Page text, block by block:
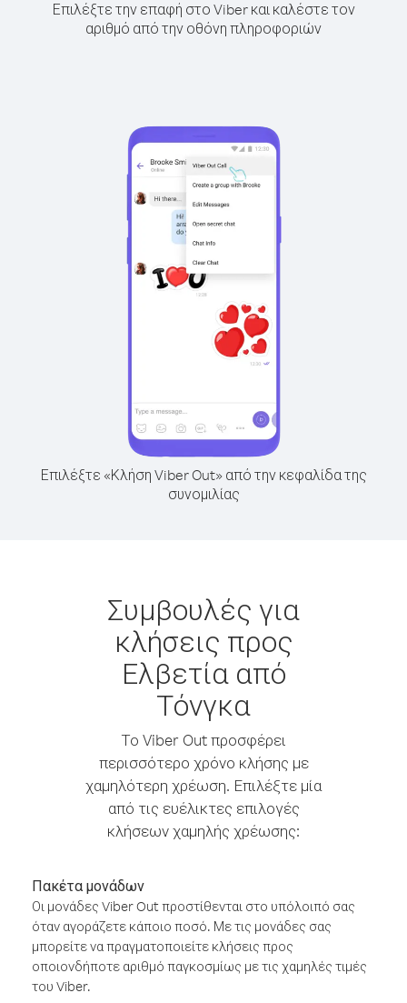
Επιλέξτε την επαφή στο Viber και καλέστε τον
αριθμό από την οθόνη πληροφοριών
Επιλέξτε «Κλήση Viber Out» από την κεφαλίδα της
συνομιλίας
Συμβουλές για
κλήσεις προς
Ελβετία από
Τόνγκα
Το Viber Out προσφέρει
περισσότερο χρόνο κλήσης με
χαμηλότερη χρέωση. Επιλέξτε μία
από τις ευέλικτες επιλογές
κλήσεων χαμηλής χρέωσης:
Πακέτα μονάδων
Οι μονάδες Viber Out προστίθενται στο υπόλοιπό σας
όταν αγοράζετε κάποιο ποσό. Με τις μονάδες σας
μπορείτε να πραγματοποιείτε κλήσεις προς
οποιονδήποτε αριθμό παγκοσμίως με τις χαμηλές τιμές
του Viber.